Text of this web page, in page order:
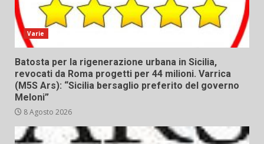
Varie
Batosta per la rigenerazione urbana in Sicilia,
revocati da Roma progetti per 44 milioni. Varrica
(M5S Ars): “Sicilia bersaglio preferito del governo
Meloni”
8 Agosto 2026